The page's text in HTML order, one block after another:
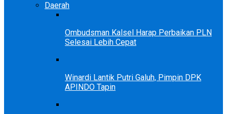
Daerah
Ombudsman Kalsel Harap Perbaikan PLN
Selesai Lebih Cepat
Winardi Lantik Putri Galuh, Pimpin DPK
APINDO Tapin